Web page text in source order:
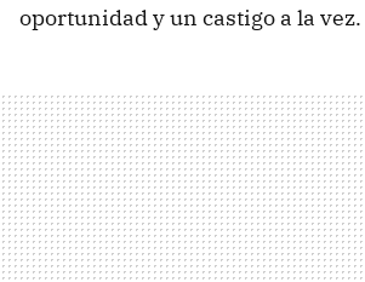
oportunidad y un castigo a la vez.